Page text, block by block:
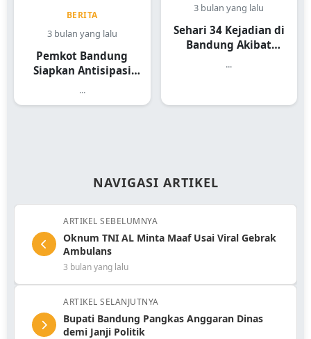
BERITA
3 bulan yang lalu
Pemkot Bandung
Siapkan Antisipasi
...
3 bulan yang lalu
Sehari 34 Kejadian di
Bandung Akibat
...
NAVIGASI ARTIKEL
ARTIKEL SEBELUMNYA
Oknum TNI AL Minta Maaf Usai Viral Gebrak
Ambulans
3 bulan yang lalu
ARTIKEL SELANJUTNYA
Bupati Bandung Pangkas Anggaran Dinas
demi Janji Politik